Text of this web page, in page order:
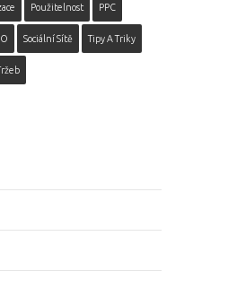
Použitelnost PPC
Sociální Sítě Tipy A Triky